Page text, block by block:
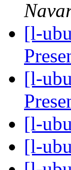
[l-
[l-
[l-
[l-